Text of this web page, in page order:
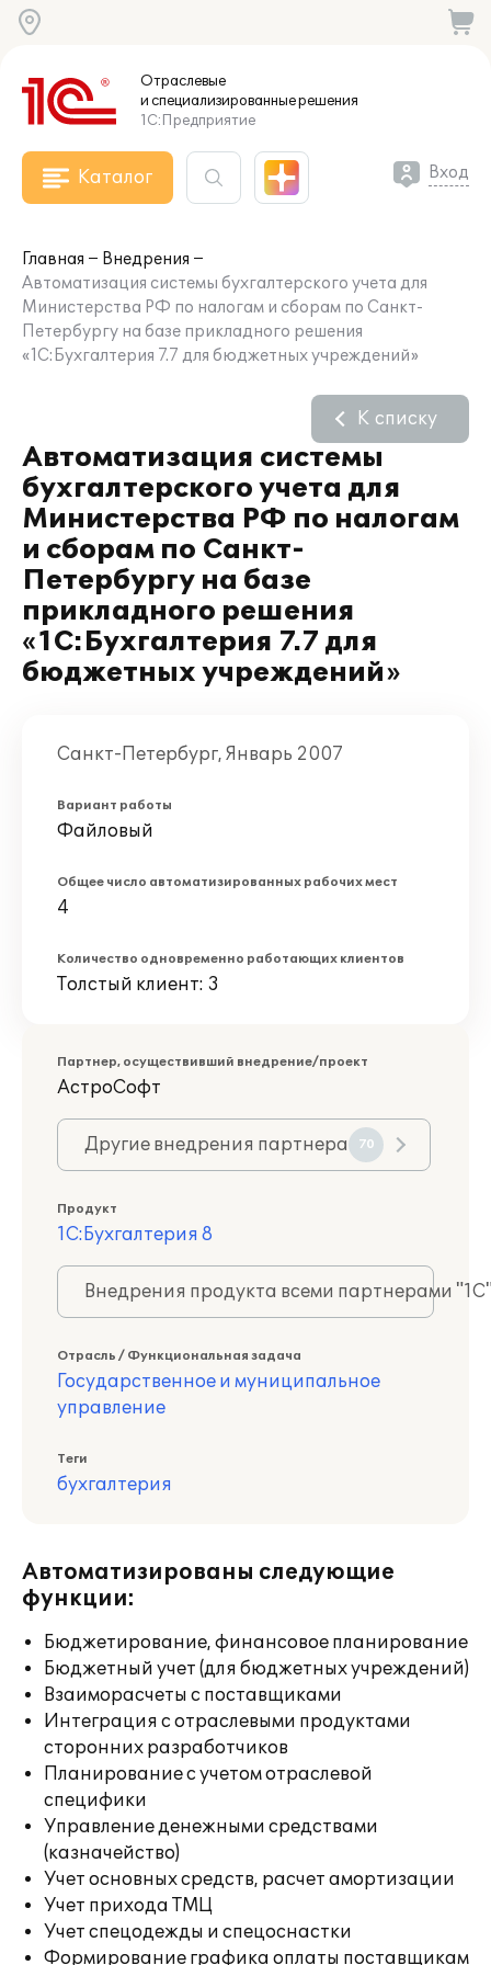
Отраслевые
и специализированныерешения
1С:Предприятие
Каталог Вход
Главная
Внедрения
Автоматизация системы бухгалтерского учета для
Министерства РФ по налогам и сборам по Санкт-
Петербургу на базе прикладного решения
«1С:Бухгалтерия 7.7 для бюджетных учреждений»
Автоматизация системы
бухгалтерского учета для
Министерства РФ по налогам
и сборам по Санкт-
Петербургу на базе
прикладного решения
«1С:Бухгалтерия 7.7 для
бюджетных учреждений»
К списку
Санкт-Петербург, Январь 2007
Вариант работы
Файловый
Общее число автоматизированных рабочих мест
4
Количество одновременно работающих клиентов
Толстый клиент: 3
Партнер, осуществивший внедрение/проект
АстроСофт
Другие внедрения партнера 70
Продукт
1С:Бухгалтерия 8
Внедрения продукта всеми партнерами
Отрасль / Функциональная задача
Государственное и муниципальное
управление
Теги
бухгалтерия
Автоматизированы следующие
функции:
Бюджетирование, финансовое планирование
Бюджетный учет (для бюджетных учреждений)
Взаиморасчеты с поставщиками
Интеграция с отраслевыми продуктами
сторонних разработчиков
Планирование с учетом отраслевой
специфики
Управление денежными средствами
(казначейство)
Учет основных средств, расчет амортизации
Учет прихода ТМЦ
Учет спецодежды и спецоснастки
Формирование графика оплаты поставщикам